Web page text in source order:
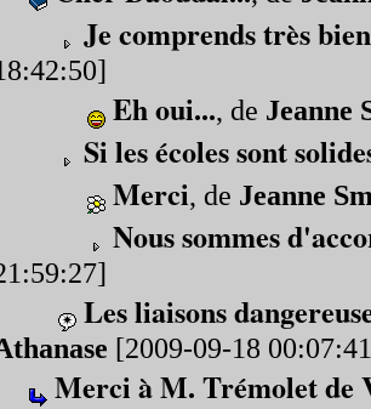
Je comprends très bien
Eh oui..., de Jeanne
Si les écoles sont
Merci, de Jeanne
Nous sommes
Les liaisons
[2009-09-18
Merci à M. Trémolet de